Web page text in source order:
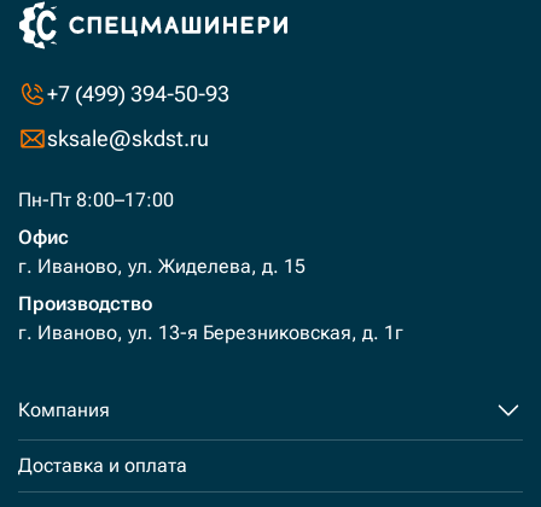
+7 (499) 394-50-93
sksale@skdst.ru
Пн-Пт 8:00–17:00
Офис
г. Иваново, ул. Жиделева, д. 15
Производство
г. Иваново, ул. 13-я Березниковская, д. 1г
Компания
Доставка и оплата